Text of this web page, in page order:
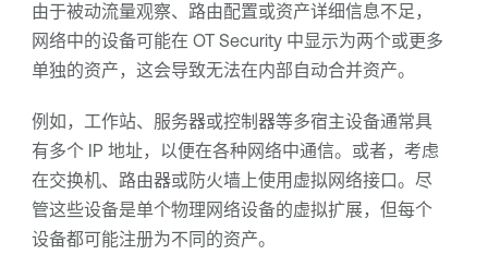
由于被动流量观察、路由配置或资产详细信息不足，
网络中的设备可能在 OT Security中显示为两个或更多
单独的资产，这会导致无法在内部自动合并资产。
例如，工作站、服务器或控制器等多宿主设备通常具
有多个 IP 地址，以便在各种网络中通信。或者，考虑
在交换机、路由器或防火墙上使用虚拟网络接口。尽
管这些设备是单个物理网络设备的虚拟扩展，但每个
设备都可能注册为不同的资产。